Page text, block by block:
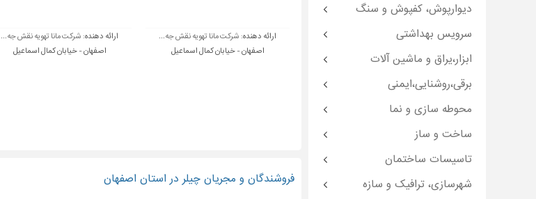
ارائه دهنده: شرکت مانا تهویه نقش جه...
اصفهان - خیابان کمال اسماعیل
ارائه دهنده: شرکت مانا تهویه نقش جه...
اصفهان - خیابان کمال اسماعیل
فروشندگان و مجریان چیلر در استان اصفهان
دیوارپوش، کفپوش و سنگ
سرویس بهداشتی
ابزار،یراق و ماشین آلات
برقی،روشنایی،ایمنی
محوطه سازی و نما
ساخت و ساز
تاسیسات ساختمان
شهرسازی، ترافیک و سازه